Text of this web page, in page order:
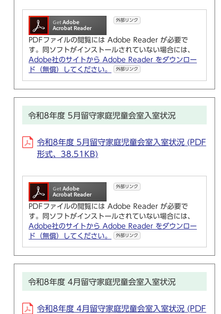
外部リンク
PDFファイルの閲覧には Adobe Reader が必要で
す。同ソフトがインストールされていない場合には、
Adobe社のサイトから Adobe Reader をダウンロー
ド（無償）してください。
外部リンク
令和8年度 5月留守家庭児童会室入室状況
令和8年度 5月留守家庭児童会室入室状況 (PDF
形式、38.51KB)
外部リンク
PDFファイルの閲覧には Adobe Reader が必要で
す。同ソフトがインストールされていない場合には、
Adobe社のサイトから Adobe Reader をダウンロー
ド（無償）してください。
外部リンク
令和8年度 4月留守家庭児童会室入室状況
令和8年度 4月留守家庭児童会室入室状況 (PDF